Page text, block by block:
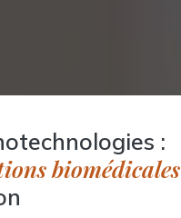
:
biomédicales